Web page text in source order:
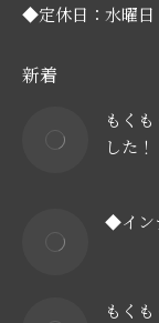
◆定休日：水曜日
新着
もく
した！
◆イン
もく